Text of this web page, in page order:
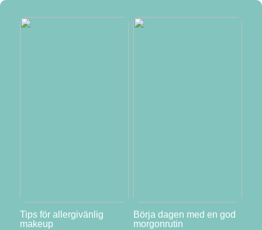
Tips för allergivänlig
makeup
Börja dagen med en god
morgonrutin